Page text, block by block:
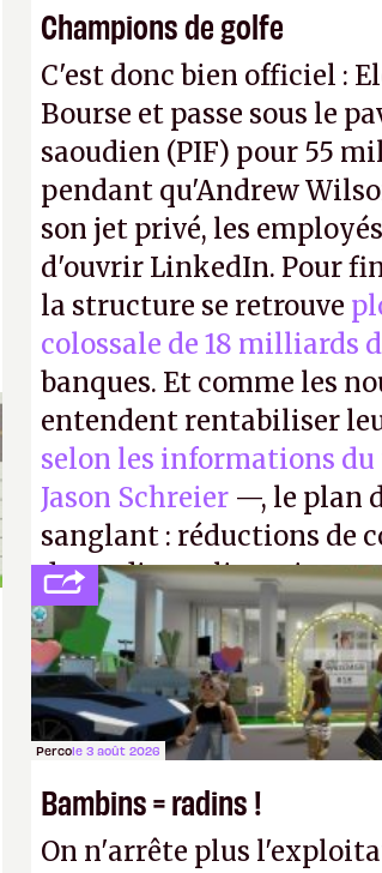
Champions de golfe
C'est donc bien officiel :
Bourse et passe sous le
saoudien (PIF) pour 55
pendant qu'Andrew
son jet privé, les
d'ouvrir LinkedIn. Pour
la structure se retrouve
colossale de 18 milliards
banques. Et comme les
entendent rentabiliser
selon les informations
Jason Schreier —, le plan
sanglant : réductions de
de studios et
FCet Battlefield, puis
Percole 3 août 2026
Bambins = radins !
On n'arrête plus